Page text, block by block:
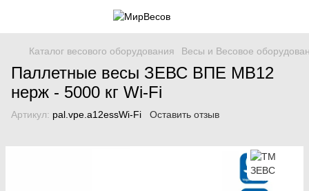
Каталог весового оборудования Весы и Весовое
Паллетные весы ЗЕВС ВПЕ МВ12
нерж - 5000 кг Wi-Fi
Артикул: pal.vpe.a12essWi-Fi Оставить отзыв